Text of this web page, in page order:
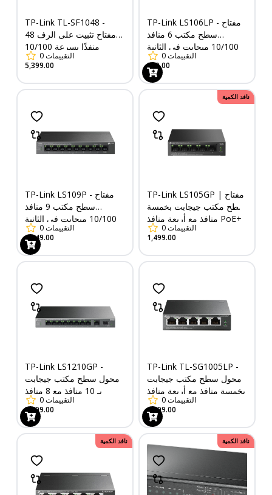
TP-Link TL-SF1048 -
مفتاح تثبيت على الرف 48
منفذًا بسرعة 10/100
ميجابت في الثانية
0التقييمات
5,399.00
TP-Link LS106LP - مفتاح
سطح مكتب 6 منافذ
10/100 ميجابت في الثانية
مع 4 منافذ PoE
0التقييمات
899.00
TP-Link LS109P - مفتاح
سطح مكتب 9 منافذ
10/100 ميجابت في الثانية
مع 8 منافذ PoE+
0التقييمات
1,149.00
نافد الكمية
TP-Link LS105GP | مفتاح
سطح مكتب جيجابت بخمسة
منافذ مع أربعة منافذ PoE+
0التقييمات
1,499.00
TP-Link LS1210GP -
محول سطح مكتب جيجابت
بـ 10 منافذ مع 8 منافذ
PoE+
0التقييمات
3,499.00
TP-Link TL-SG1005LP -
محول سطح مكتب جيجابت
بخمسة منافذ مع أربعة منافذ
PoE+
0التقييمات
1,699.00
نافد الكمية نافد الكمية